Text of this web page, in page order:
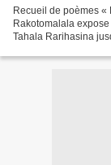
Recueil de poèmes
Rakotomalala
Tahala Rarihasina